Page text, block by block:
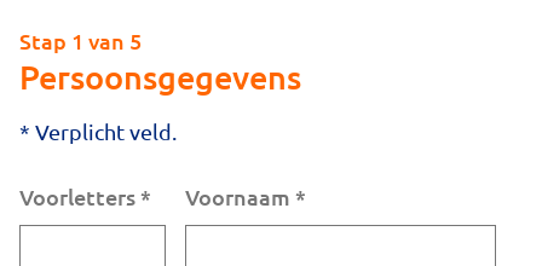
Stap 1 van 5
Persoonsgegevens
* Verplicht veld.
Voorletters* Voornaam *